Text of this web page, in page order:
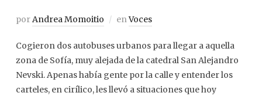
porAndrea Momoitio enVoces
Cogieron dos autobuses urbanos para llegar a aquella
zona de Sofía, muy alejada de la catedral San Alejandro
Nevski. Apenas había gente por la calle y entender los
carteles, en cirílico, les llevó a situaciones que hoy